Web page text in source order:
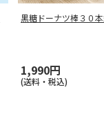
黒糖ドーナツ棒３０
1,990円
(送料・税込)